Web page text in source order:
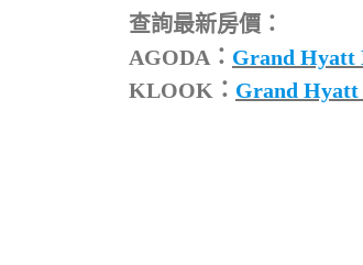
查詢最新房價：
AGODA： Grand Hyatt
KLOOK： Grand Hyatt